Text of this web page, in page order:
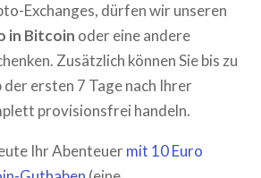
Exchanges, dürfen wir unseren
in Bitcoin oder eine andere
Zusätzlich können Sie bis zu
ersten 7 Tage nach Ihrer
provisionsfrei handeln.
Ihr Abenteuermit 10 Euro